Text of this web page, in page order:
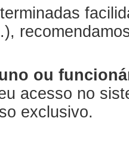
ou
acesso no
exclusivo.